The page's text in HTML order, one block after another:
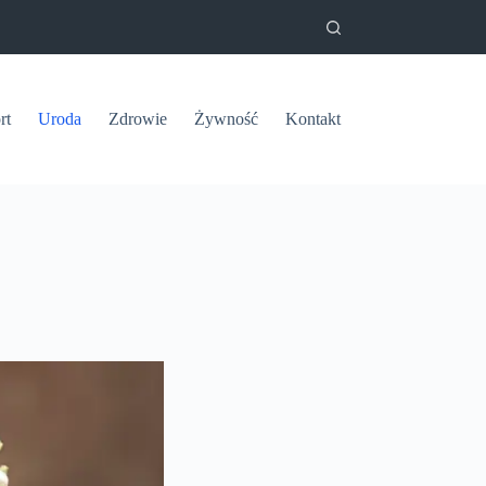
Uroda Zdrowie Żywność Kontakt